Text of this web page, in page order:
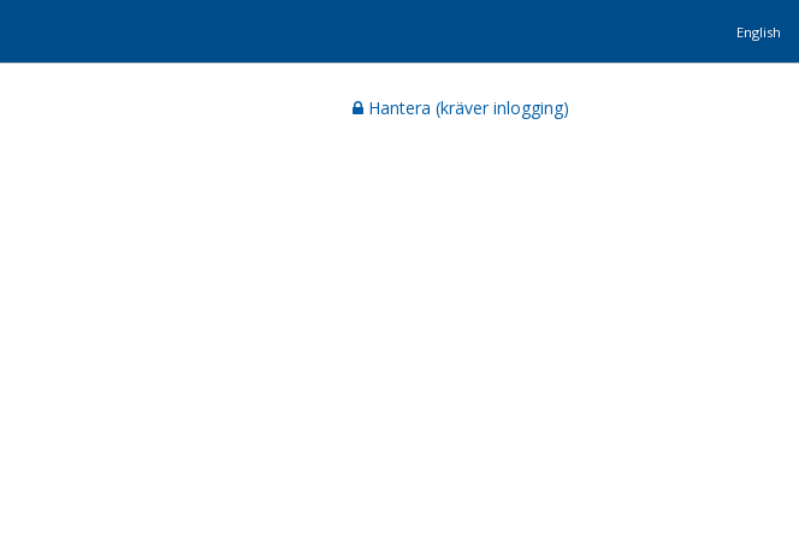
English
Hantera (kräver inlogging)